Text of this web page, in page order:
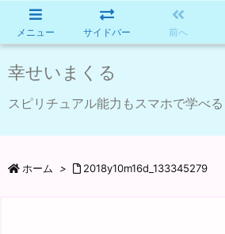
メニュー サイドバー 前へ
幸せいまくる
スピリチュアル能力もスマホで学べる
ホーム > 2018y10m16d_133345279